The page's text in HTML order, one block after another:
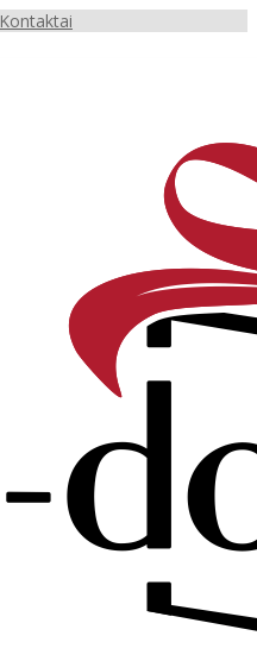
Kontaktai